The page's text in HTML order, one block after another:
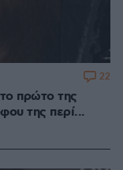
πρώτο της
της περί...
22